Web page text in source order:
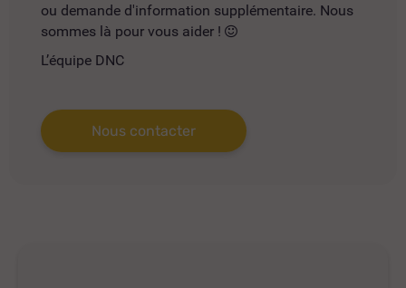
ou demande d'information supplémentaire. Nous
sommes là pour vous aider !
L’équipe DNC
Nous contacter